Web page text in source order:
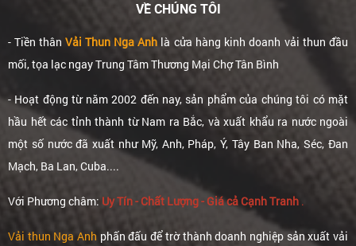
VỀ CHÚNG TÔI
- Tiền thân Vải Thun Nga Anh là cửa hàng kinh doanh vải thun đầu
mối, tọa lạc ngay Trung Tâm Thương Mại Chợ Tân Bình
- Hoạt động từ năm 2002 đến nay, sản phẩm của chúng tôi có mặt
hầu hết các tỉnh thành từ Nam ra Bắc, và xuất khẩu ra nước ngoài
một số nước đã xuất như Mỹ, Anh, Pháp, Ý, Tây Ban Nha, Séc, Đan
Mạch, Ba Lan, Cuba....
Với Phương châm: Uy Tín - Chất Lượng - Giá cả Cạnh Tranh .
Vải thun Nga Anh phấn đấu để trờ thành doanh nghiệp sản xuất vải